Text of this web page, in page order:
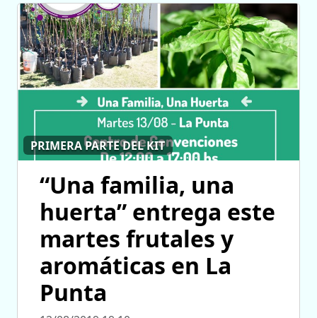
PRIMERA PARTE DEL KIT
“Una familia, una
huerta” entrega este
martes frutales y
aromáticas en La
Punta